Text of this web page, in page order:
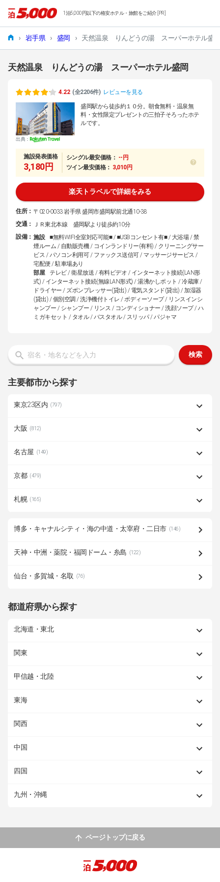
1泊5,000円以下の格安ホテル・旅館をご紹介 [PR]
› 岩手県 › 盛岡 › 天然温泉 りんどうの湯 スーパーホテル盛
天然温泉 りんどうの湯 スーパーホテル盛岡
4.22 (全2206件) レビューを見る
出典：
盛岡駅から徒歩約１０分。朝食無料・温泉無
料・女性限定プレゼントの三拍子そろったホテ
ルです。
施設発表価格
3,180円
シングル最安価格： --円
ツイン最安価格： 3,010円
楽天トラベルで詳細をみる
住所： 〒020-0033 岩手県 盛岡市盛岡駅前北通10-38
交通：
ＪＲ東北本線 盛岡駅より徒歩約10分
設備： 施設
■無料WIFI全室対応可能■ / ■USBコンセント有■ / 大浴場 / 禁
煙ルーム / 自動販売機 / コインランドリー(有料) / クリーニングサー
ビス / パソコン利用可 / ファックス送信可 / マッサージサービス /
宅配便 / 駐車場あり
部屋
テレビ / 衛星放送 / 有料ビデオ / インターネット接続(LAN形
式) / インターネット接続(無線LAN形式) / 湯沸かしポット / 冷蔵庫 /
ドライヤー / ズボンプレッサー(貸出) / 電気スタンド(貸出) / 加湿器
(貸出) / 個別空調 / 洗浄機付トイレ / ボディーソープ / リンスインシ
ャンプー / シャンプー / リンス / コンディショナー / 洗顔ソープ / ハ
ミガキセット / タオル / バスタオル / スリッパ / パジャマ
検索
主要都市から探す
東京23区内 (797)
大阪 (812)
名古屋 (149)
京都 (479)
札幌 (165)
博多・キャナルシティ・海の中道・太宰府・二日市 (146)
天神・中洲・薬院・福岡ドーム・糸島 (122)
仙台・多賀城・名取 (76)
都道府県から探す
北海道・東北
関東
甲信越・北陸
東海
関西
中国
四国
九州・沖縄
ページトップに戻る